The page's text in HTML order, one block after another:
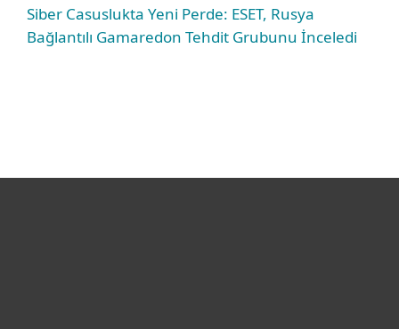
Siber Casuslukta Yeni Perde: ESET, Rusya
Bağlantılı Gamaredon Tehdit Grubunu İnceledi